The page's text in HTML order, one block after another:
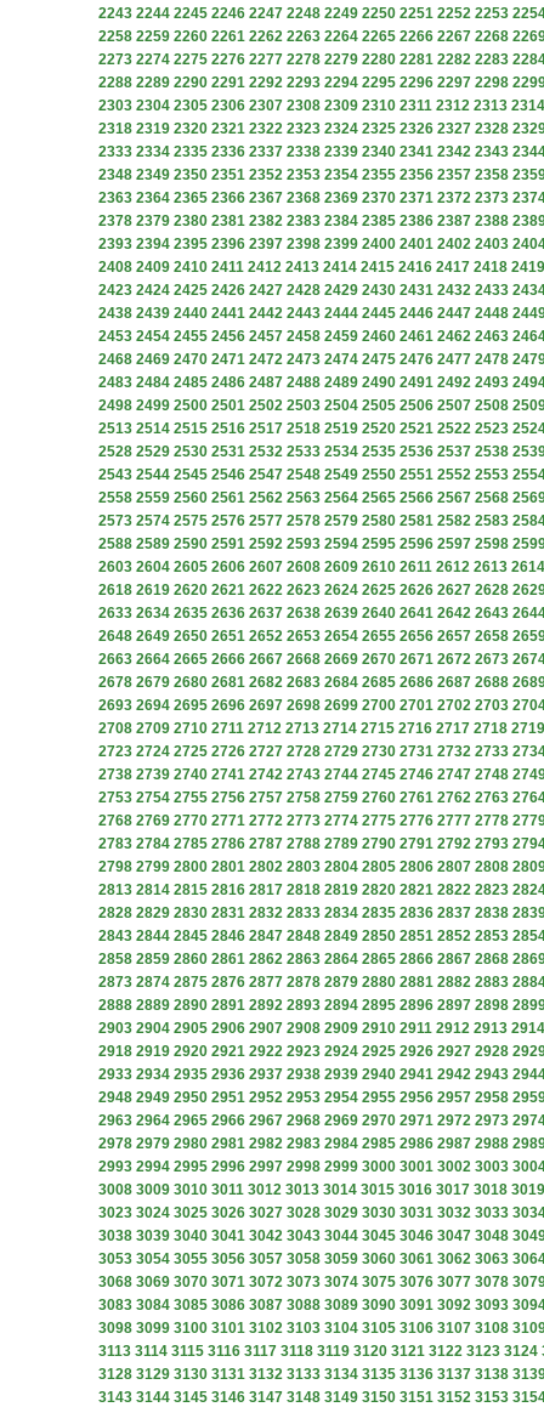
2243 2244 2245 2246 2247 2248 2249 2250 2251 2252 2253
2258 2259 2260 2261 2262 2263 2264 2265 2266 2267 2268
2273 2274 2275 2276 2277 2278 2279 2280 2281 2282 2283
2288 2289 2290 2291 2292 2293 2294 2295 2296 2297 2298
2303 2304 2305 2306 2307 2308 2309 2310 2311 2312 2313 2314
2318 2319 2320 2321 2322 2323 2324 2325 2326 2327 2328
2333 2334 2335 2336 2337 2338 2339 2340 2341 2342 2343
2348 2349 2350 2351 2352 2353 2354 2355 2356 2357 2358
2363 2364 2365 2366 2367 2368 2369 2370 2371 2372 2373
2378 2379 2380 2381 2382 2383 2384 2385 2386 2387 2388
2393 2394 2395 2396 2397 2398 2399 2400 2401 2402 2403
2408 2409 2410 2411 2412 2413 2414 2415 2416 2417 2418 2419
2423 2424 2425 2426 2427 2428 2429 2430 2431 2432 2433
2438 2439 2440 2441 2442 2443 2444 2445 2446 2447 2448
2453 2454 2455 2456 2457 2458 2459 2460 2461 2462 2463
2468 2469 2470 2471 2472 2473 2474 2475 2476 2477 2478
2483 2484 2485 2486 2487 2488 2489 2490 2491 2492 2493
2498 2499 2500 2501 2502 2503 2504 2505 2506 2507 2508
2513 2514 2515 2516 2517 2518 2519 2520 2521 2522 2523
2528 2529 2530 2531 2532 2533 2534 2535 2536 2537 2538
2543 2544 2545 2546 2547 2548 2549 2550 2551 2552 2553
2558 2559 2560 2561 2562 2563 2564 2565 2566 2567 2568
2573 2574 2575 2576 2577 2578 2579 2580 2581 2582 2583
2588 2589 2590 2591 2592 2593 2594 2595 2596 2597 2598
2603 2604 2605 2606 2607 2608 2609 2610 2611 2612 2613 2614
2618 2619 2620 2621 2622 2623 2624 2625 2626 2627 2628
2633 2634 2635 2636 2637 2638 2639 2640 2641 2642 2643
2648 2649 2650 2651 2652 2653 2654 2655 2656 2657 2658
2663 2664 2665 2666 2667 2668 2669 2670 2671 2672 2673
2678 2679 2680 2681 2682 2683 2684 2685 2686 2687 2688
2693 2694 2695 2696 2697 2698 2699 2700 2701 2702 2703
2708 2709 2710 2711 2712 2713 2714 2715 2716 2717 2718 2719
2723 2724 2725 2726 2727 2728 2729 2730 2731 2732 2733
2738 2739 2740 2741 2742 2743 2744 2745 2746 2747 2748
2753 2754 2755 2756 2757 2758 2759 2760 2761 2762 2763
2768 2769 2770 2771 2772 2773 2774 2775 2776 2777 2778
2783 2784 2785 2786 2787 2788 2789 2790 2791 2792 2793
2798 2799 2800 2801 2802 2803 2804 2805 2806 2807 2808
2813 2814 2815 2816 2817 2818 2819 2820 2821 2822 2823
2828 2829 2830 2831 2832 2833 2834 2835 2836 2837 2838
2843 2844 2845 2846 2847 2848 2849 2850 2851 2852 2853
2858 2859 2860 2861 2862 2863 2864 2865 2866 2867 2868
2873 2874 2875 2876 2877 2878 2879 2880 2881 2882 2883
2888 2889 2890 2891 2892 2893 2894 2895 2896 2897 2898
2903 2904 2905 2906 2907 2908 2909 2910 2911 2912 2913 2914
2918 2919 2920 2921 2922 2923 2924 2925 2926 2927 2928
2933 2934 2935 2936 2937 2938 2939 2940 2941 2942 2943
2948 2949 2950 2951 2952 2953 2954 2955 2956 2957 2958
2963 2964 2965 2966 2967 2968 2969 2970 2971 2972 2973
2978 2979 2980 2981 2982 2983 2984 2985 2986 2987 2988
2993 2994 2995 2996 2997 2998 2999 3000 3001 3002 3003
3008 3009 3010 3011 3012 3013 3014 3015 3016 3017 3018 3019
3023 3024 3025 3026 3027 3028 3029 3030 3031 3032 3033
3038 3039 3040 3041 3042 3043 3044 3045 3046 3047 3048
3053 3054 3055 3056 3057 3058 3059 3060 3061 3062 3063
3068 3069 3070 3071 3072 3073 3074 3075 3076 3077 3078
3083 3084 3085 3086 3087 3088 3089 3090 3091 3092 3093
3098 3099 3100 3101 3102 3103 3104 3105 3106 3107 3108
3113 3114 3115 3116 3117 3118 3119 3120 3121 3122 3123 3124
3128 3129 3130 3131 3132 3133 3134 3135 3136 3137 3138
3143 3144 3145 3146 3147 3148 3149 3150 3151 3152 3153